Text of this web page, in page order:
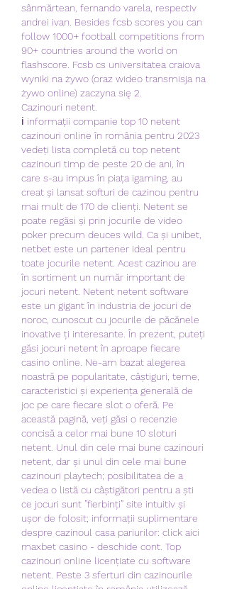
sânmărtean, fernando varela, respectiv
andrei ivan. Besides fcsb scores you can
follow 1000+ football competitions from
90+ countries around the world on
flashscore. Fcsb cs universitatea craiova
wyniki na żywo (oraz wideo transmisja na
żywo online) zaczyna się 2.
Cazinouri netent.
ℹ️ informații companie top 10 netent
cazinouri online în românia pentru 2023
vedeți lista completă cu top netent
cazinouri timp de peste 20 de ani, în
care s-au impus în piața igaming, au
creat și lansat softuri de cazinou pentru
mai mult de 170 de clienți. Netent se
poate regăsi și prin jocurile de video
poker precum deuces wild. Ca și unibet,
netbet este un partener ideal pentru
toate jocurile netent. Acest cazinou are
în sortiment un număr important de
jocuri netent. Netent netent software
este un gigant în industria de jocuri de
noroc, cunoscut cu jocurile de păcănele
inovative ți interesante. În prezent, puteți
găsi jocuri netent în aproape fiecare
casino online. Ne-am bazat alegerea
noastră pe popularitate, câștiguri, teme,
caracteristici și experiența generală de
joc pe care fiecare slot o oferă. Pe
această pagină, veți găsi o recenzie
concisă a celor mai bune 10 sloturi
netent. Unul din cele mai bune cazinouri
netent, dar și unul din cele mai bune
cazinouri playtech; posibilitatea de a
vedea o listă cu câștigători pentru a ști
ce jocuri sunt ”fierbinți” site intuitiv și
ușor de folosit; informații suplimentare
despre cazinoul casa pariurilor: click aici
maxbet casino - deschide cont. Top
cazinouri online licențiate cu software
netent. Peste 3 sferturi din cazinourile